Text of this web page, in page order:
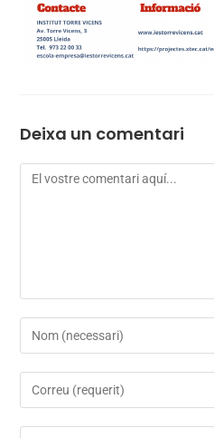
Deixa un comentari